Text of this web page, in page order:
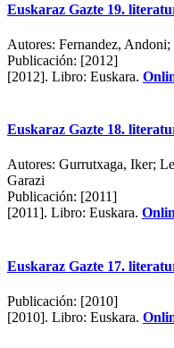
Euskaraz Gazte 19.
Autores: Fernandez,
Publicación: [2012]
[2012]. Libro: Euskara.
Euskaraz Gazte 18.
Autores: Gurrutxaga, Iker;
Garazi
Publicación: [2011]
[2011]. Libro: Euskara.
Euskaraz Gazte 17.
Publicación: [2010]
[2010]. Libro: Euskara.